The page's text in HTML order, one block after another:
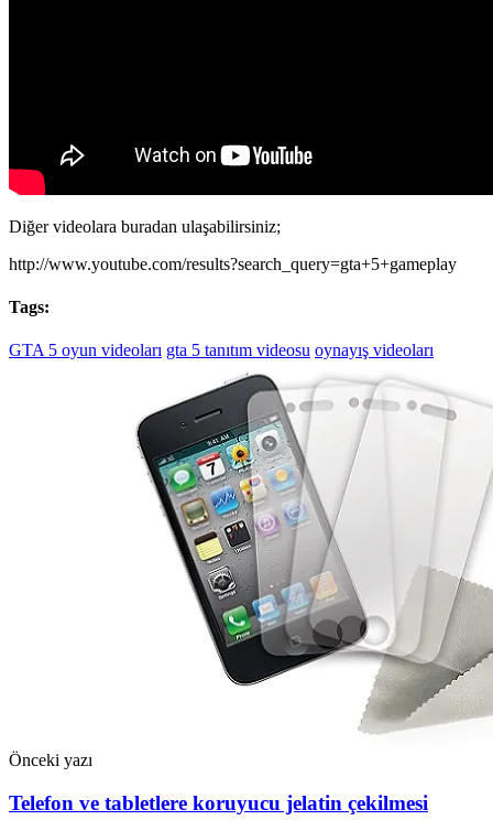
Diğer videolara buradan ulaşabilirsiniz;
http://www.youtube.com/results?search_query=gta+5+gameplay
Tags:
GTA 5 oyun videoları gta 5 tanıtım videosu oynayış videoları
Önceki yazı
Telefon ve tabletlere koruyucu jelatin çekilmesi